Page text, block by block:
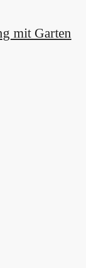
mit Garten